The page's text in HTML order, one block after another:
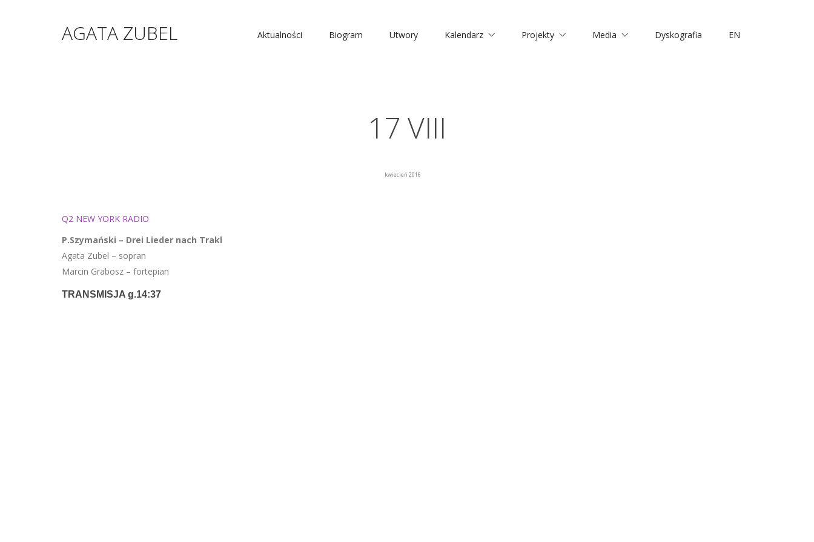
AGATA ZUBEL Aktualności Biogram Utwory Kalendarz Projekty Media Dyskografia EN
17 VIII
kwiecień 2016
Q2 NEW YORK RADIO
P.Szymański – Drei Lieder nach Trakl
Agata Zubel – sopran
Marcin Grabosz – fortepian
TRANSMISJA g.14:37